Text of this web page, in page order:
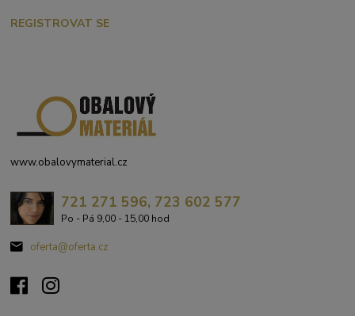
REGISTROVAT SE
www.obalovymaterial.cz
721 271 596, 723 602 577
Po - Pá 9,00 - 15,00 hod
oferta@oferta.cz